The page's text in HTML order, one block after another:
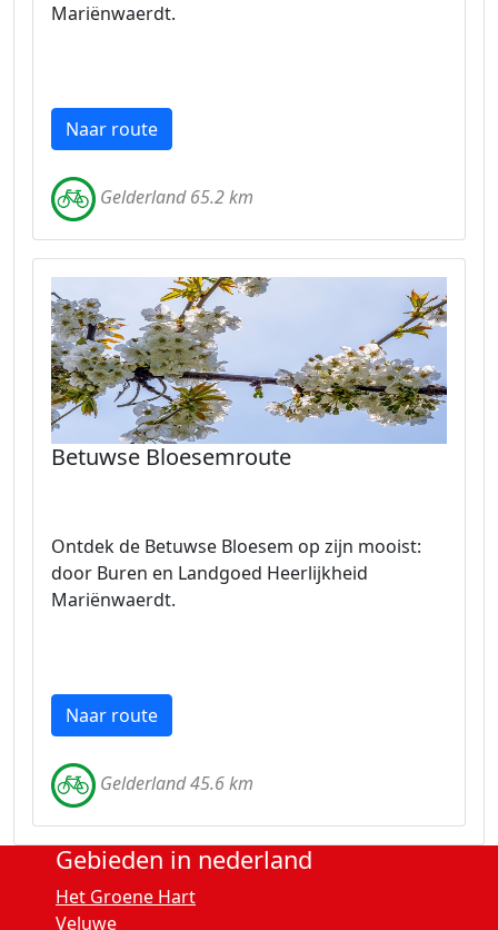
Mariënwaerdt.
Naar route
Gelderland 65.2 km
Betuwse Bloesemroute
Ontdek de Betuwse Bloesem op zijn mooist:
door Buren en Landgoed Heerlijkheid
Mariënwaerdt.
Naar route
Gelderland 45.6 km
Gebieden in nederland
Het Groene Hart
Veluwe